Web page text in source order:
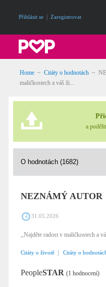
Přihlásit se Zaregistrovat
Home ~ Citáty o hodnotách ~
maličkostech a váš ži...
a
NEZNÁMÝ AUTOR
31.05.2026
,,Najděte radost v maličkostech a
Citáty o životě | Citáty o
PeopleSTAR (1 hodnocení)